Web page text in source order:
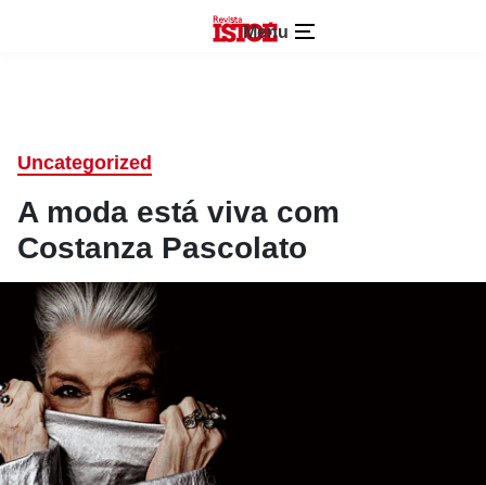
Menu
Uncategorized
A moda está viva com
Costanza Pascolato